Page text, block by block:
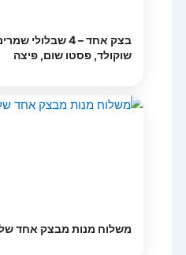
בצק אחד – 4
שוקולד, פסטו שום, פיצה
משלוח מנות מבצק אחד של